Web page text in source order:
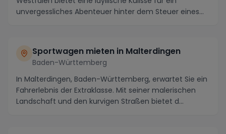
unvergessliches Abenteuer hinter dem Steuer eines
Sportwagen mieten in Malterdingen
Baden-Württemberg
In Malterdingen, Baden-Württemberg, erwartet Sie ein
Fahrerlebnis der Extraklasse. Mit seiner malerischen
Landschaft und den kurvigen Straßen bietet d...